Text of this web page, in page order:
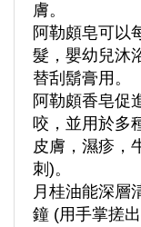
膚。
阿勒頗皂可以
髮，嬰幼兒沐
替刮鬍膏用。
阿勒頗香皂促
咬，並用於多
皮膚，濕疹，
刺)。
月桂油能深層
鐘 (用手掌搓